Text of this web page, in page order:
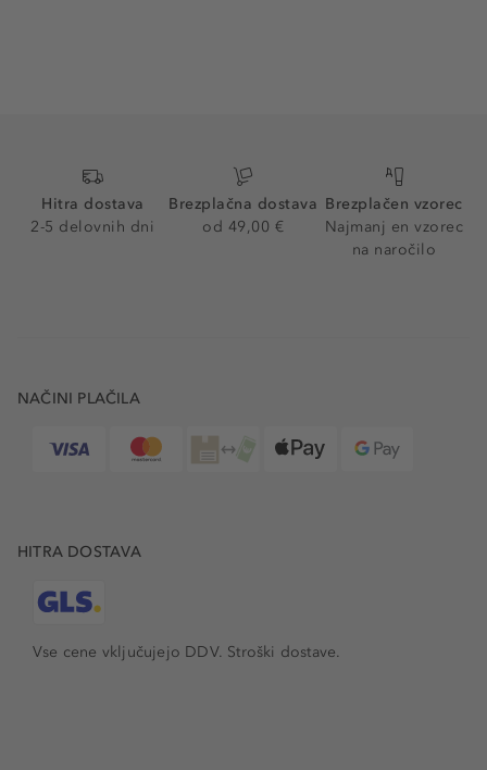
Hitra dostava
2-5 delovnih dni
Brezplačna dostava
od 49,00 €
Brezplačen vzorec
Najmanj en vzorec
na naročilo
NAČINI PLAČILA
HITRA DOSTAVA
Vse cene vključujejo DDV. Stroški dostave.